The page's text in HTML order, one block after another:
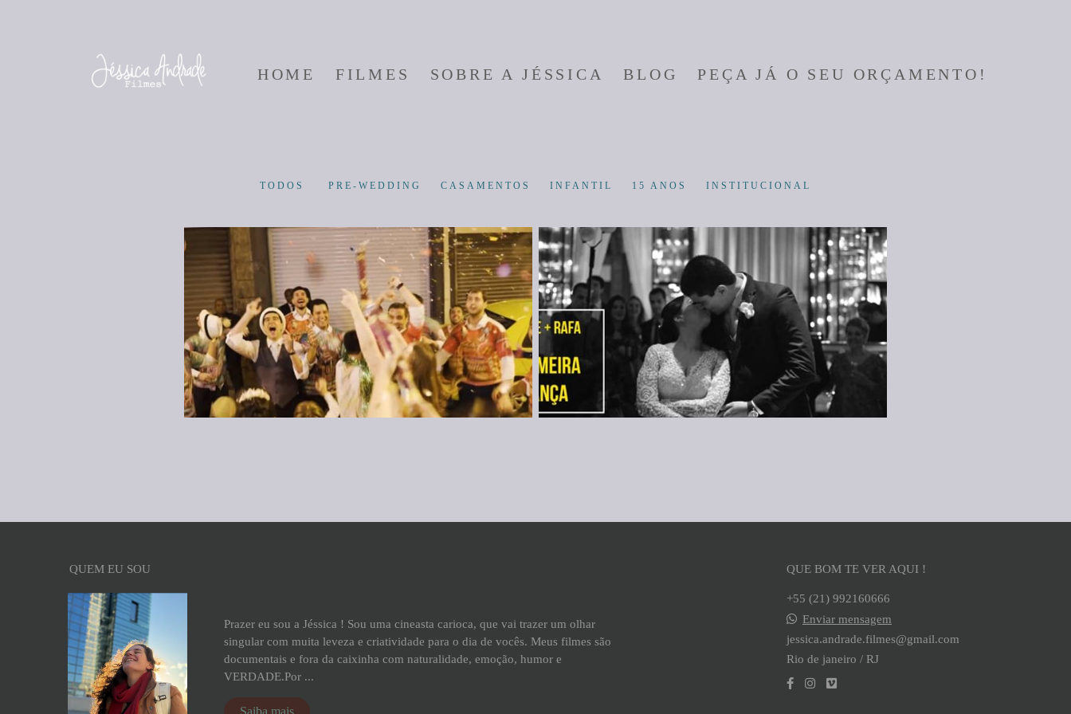
HOME FILMES SOBRE A JÉSSICA BLOG PEÇA JÁ O SEU ORÇAMENTO!
TODOS PRE-WEDDING CASAMENTOS INFANTIL 15 ANOS INSTITUCIONAL
QUEM EU SOU
Prazer eu sou a Jéssica ! Sou uma cineasta carioca, que vai trazer um olhar
singular com muita leveza e criatividade para o dia de vocês. Meus filmes são
documentais e fora da caixinha com naturalidade, emoção, humor e
VERDADE.Por ...
Saiba mais
QUE BOM TE VER AQUI !
+55 (21) 992160666
Enviar mensagem
jessica.andrade.filmes@gmail.com
Rio de janeiro / RJ